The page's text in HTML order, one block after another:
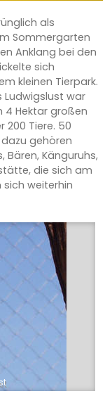
als
Sommergarten
Anklang bei den
sich
kleinen Tierpark.
Ludwigslust war
4 Hektar großen
200 Tiere. 50
gehören
Bären, Känguruhs,
die sich am
sich weiterhin